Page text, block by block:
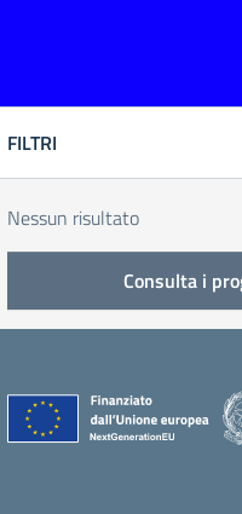
FILTRI
Nessun risultato
Consulta i